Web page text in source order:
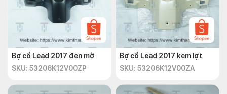
Bợ cổ Lead 2017 đen mờ
SKU: 53206K12V00ZP
Bợ cổ Lead 2017 kem lợt
SKU: 53206K12V00ZA